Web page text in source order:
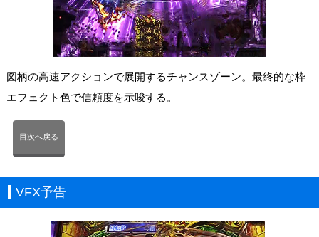
図柄の高速アクションで展開するチャンスゾーン。最終的な枠
エフェクト色で信頼度を示唆する。
目次へ戻る
VFX予告